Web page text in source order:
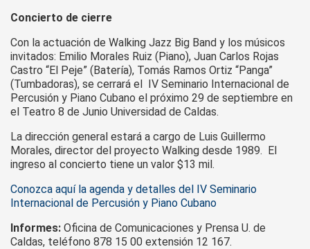
Concierto de cierre
Con la actuación de Walking Jazz Big Band y los músicos
invitados: Emilio Morales Ruiz (Piano), Juan Carlos Rojas
Castro “El Peje” (Batería), Tomás Ramos Ortiz “Panga”
(Tumbadoras), se cerrará el IV Seminario Internacional de
Percusión y Piano Cubano el próximo 29 de septiembre en
el Teatro 8 de Junio Universidad de Caldas.
La dirección general estará a cargo de Luis Guillermo
Morales, director del proyecto Walking desde 1989. El
ingreso al concierto tiene un valor $13 mil.
Conozca aquí la agenda y detalles del IV Seminario
Internacional de Percusión y Piano Cubano
Informes: Oficina de Comunicaciones y Prensa U. de
Caldas, teléfono 878 15 00 extensión 12 167.